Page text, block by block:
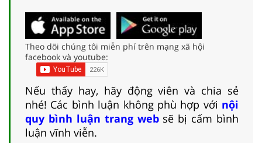
Theo dõi chúng tôi miễn phí trên mạng xã hội
facebook và youtube:
Nếu thấy hay, hãy động viên và chia sẻ
nhé! Các bình luận không phù hợp với nội
quy bình luận trang websẽ bị cấm bình
luận vĩnh viễn.